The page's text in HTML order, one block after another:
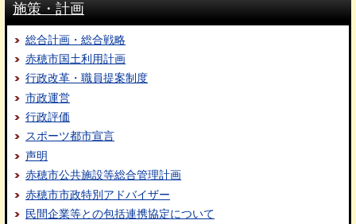
施策・計画
総合計画・総合戦略
赤穂市国土利用計画
行政改革・職員提案制度
市政運営
行政評価
スポーツ都市宣言
声明
赤穂市公共施設等総合管理計画
赤穂市市政特別アドバイザー
民間企業等との包括連携協定について